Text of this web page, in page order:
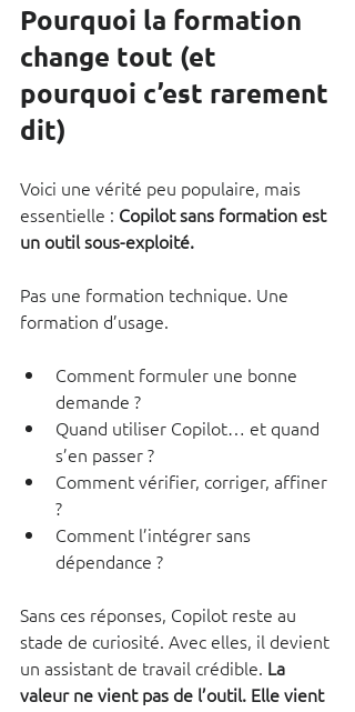
Pourquoi la formation
change tout (et
pourquoi c’est rarement
dit)
Voici une vérité peu populaire, mais
essentielle : Copilot sans formation est
un outil sous-exploité.
Pas une formation technique. Une
formation d’usage.
Comment formuler une bonne
demande ?
Quand utiliser Copilot… et quand
s’en passer ?
Comment vérifier, corriger, affiner
?
Comment l’intégrer sans
dépendance ?
Sans ces réponses, Copilot reste au
stade de curiosité. Avec elles, il devient
un assistant de travail crédible. La
valeur ne vient pas de l’outil. Elle vient